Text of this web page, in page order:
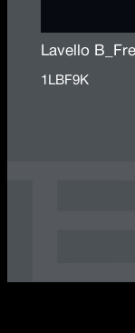
Lavello
1LBF9K